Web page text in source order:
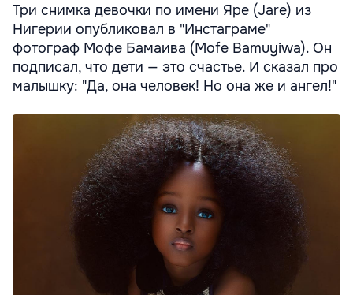
Три снимка девочки по имени Яре (Jare) из
Нигерии опубликовал в "Инстаграме"
фотограф Мофе Бамаива (Mofe Bamuyiwa). Он
подписал, что дети — это счастье. И сказал про
малышку: "Да, она человек! Но она же и ангел!"